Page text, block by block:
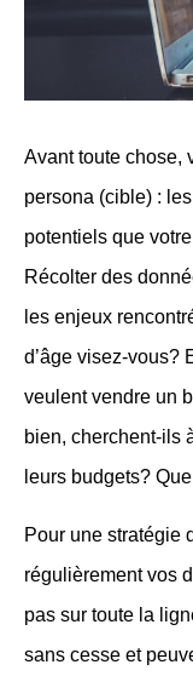
Avant toute chose,
persona (cible) :
potentiels que
Récolter des
les enjeux
d’âge visez-vous?
veulent vendre un
bien, cherchent-ils
leurs budgets?
Pour une stratégie
régulièrement vos
pas sur toute la
sans cesse et